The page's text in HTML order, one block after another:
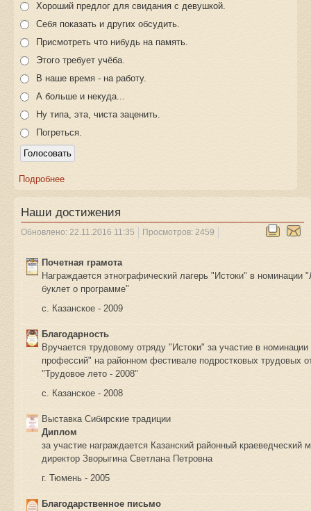
Хороший предлог для свидания с девушкой.
Себя показать и других обсудить.
Присмотреть что нибудь на память.
Этого требует учёба.
В наше время - на работу.
А больше и некуда...
Ну типа, эта, чиста заценить.
Погреться.
Подробнее
Наши достижения
Обновлено: 22.11.2016 11:35 Просмотров: 2459
Почетная грамота
Награждается этнографический лагерь "Истоки" в номинации
буклет о программе"
с. Казанское - 2009
Благодарность
Вручается трудовому отряду "Истоки" за участие в
профессий" на районном фестивале подростковых трудовых
"Трудовое лето - 2008"
с. Казанское - 2008
Выставка Сибирские традиции
Диплом
за участие награждается Казанский районный краеведческий
директор Зворыгина Светлана Петровна
г. Тюмень - 2005
Благодарственное письмо